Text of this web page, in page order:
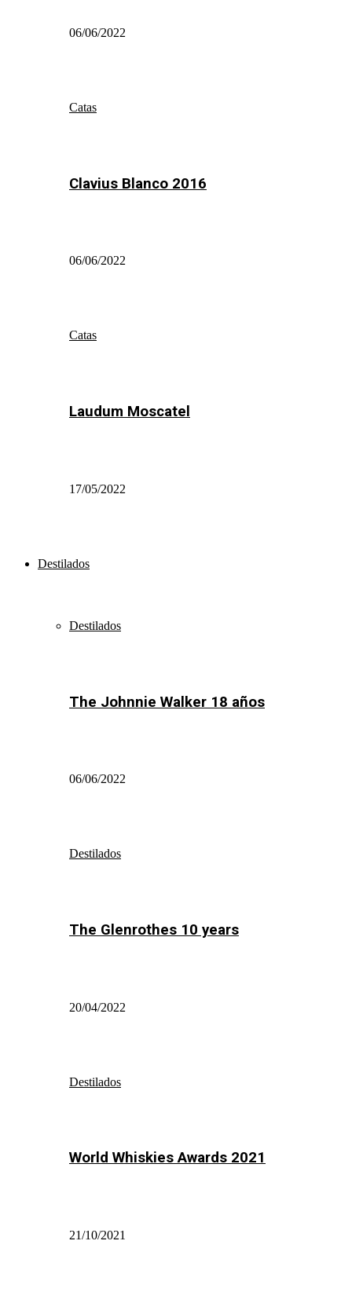
06/06/2022
Catas
Clavius Blanco 2016
06/06/2022
Catas
Laudum Moscatel
17/05/2022
Destilados
Destilados
The Johnnie Walker 18 años
06/06/2022
Destilados
The Glenrothes 10 years
20/04/2022
Destilados
World Whiskies Awards 2021
21/10/2021